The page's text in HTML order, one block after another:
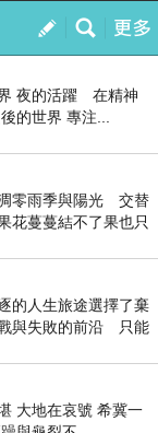
我的
訂閱
夜的活躍 在精神
的世界 專注...
零雨季與陽光 交替
花蔓蔓結不了果也只
的人生旅途選擇了棄
與失敗的前沿 只能
大地在哀號 希冀一